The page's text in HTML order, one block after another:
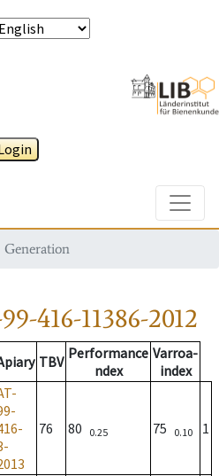
Generation
416-11386-2012
TBV Performance
ndex
Varroa-
index
76 80 0.25 75 0.10 1